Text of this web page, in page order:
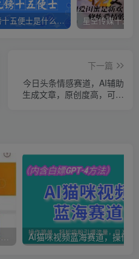
九磅十五便士是什么意思（九磅十五便士是什么梗）
下一篇
今日头条情感赛道，AI辅助
生成文章，原创度高，可日